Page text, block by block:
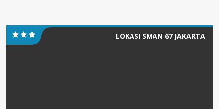
LOKASI SMAN 67 JAKARTA